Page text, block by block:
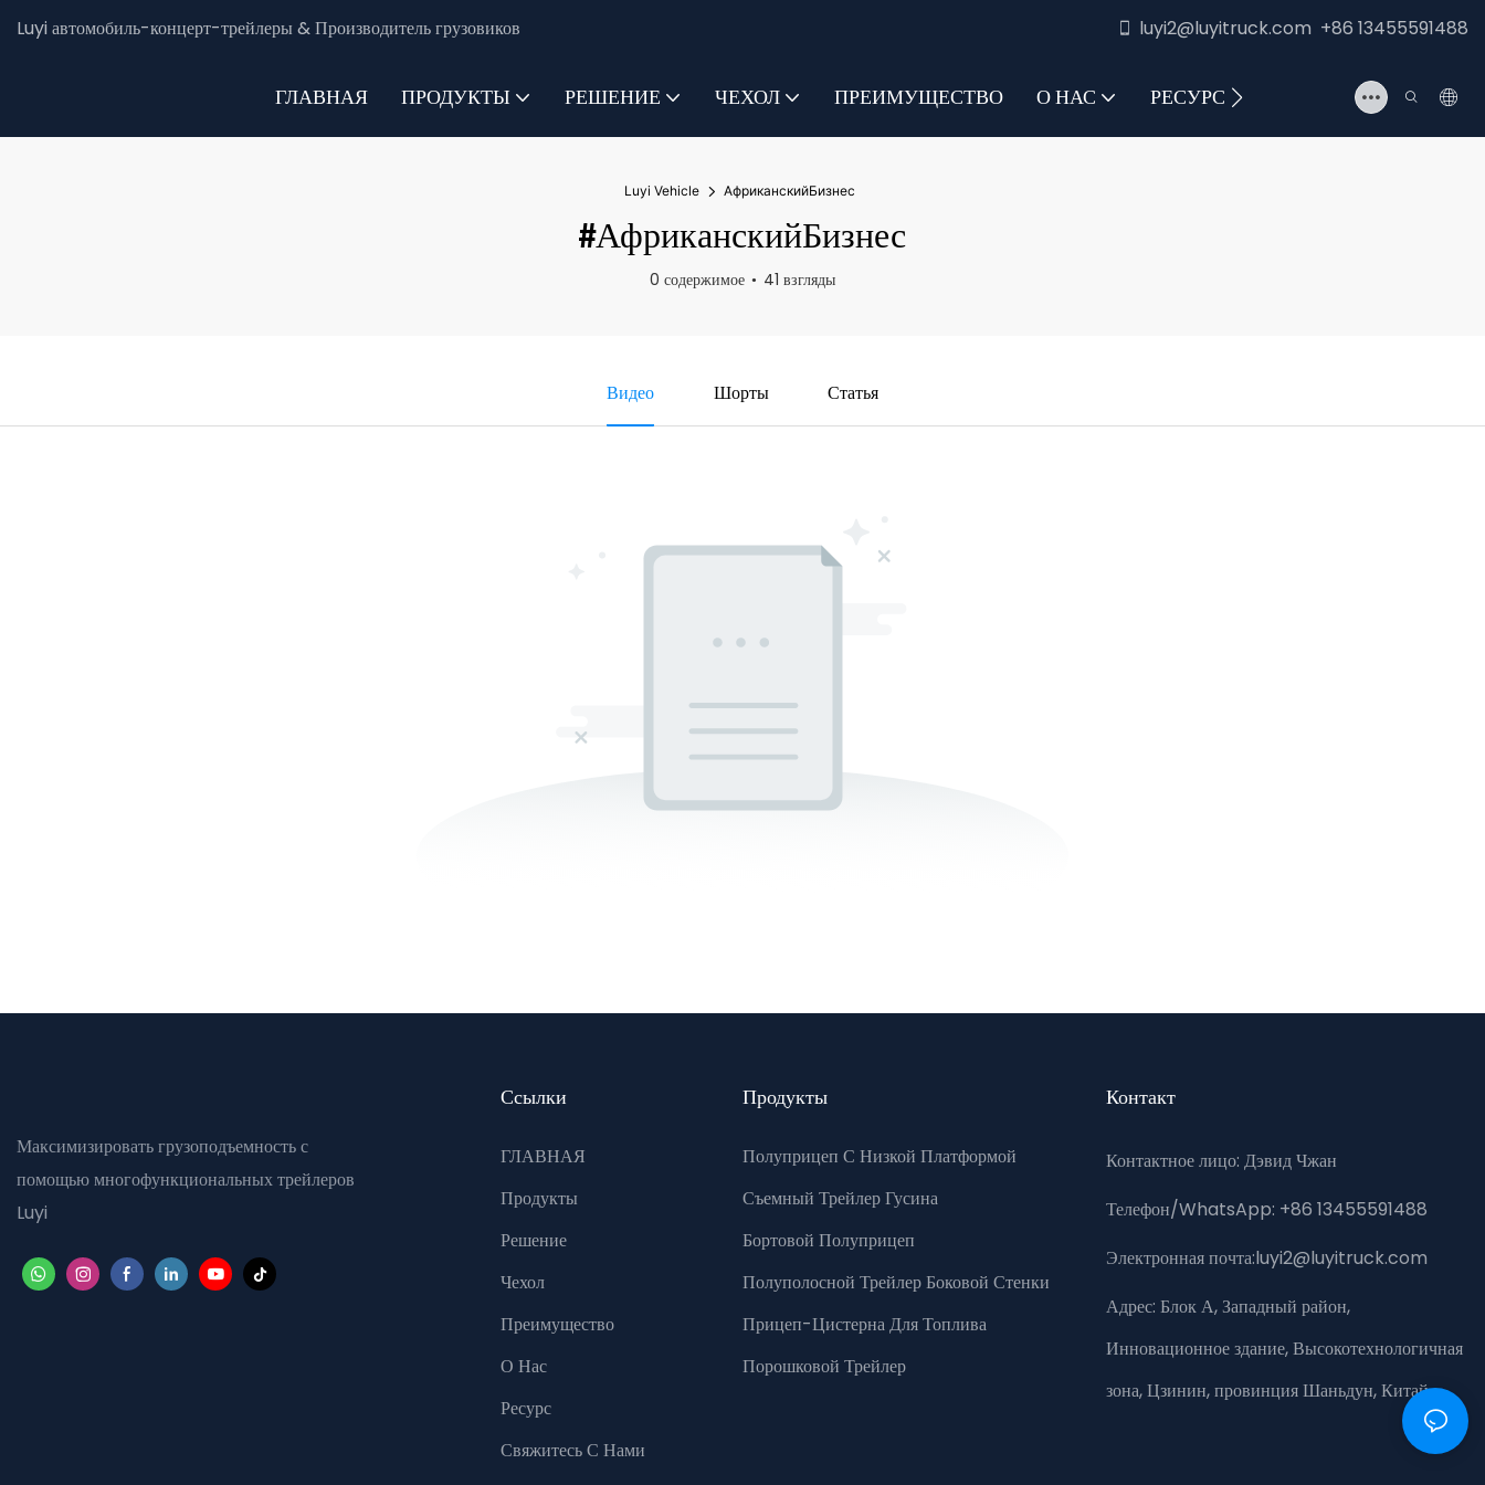
Luyi автомобиль-концерт-трейлеры & Производитель грузовиков luyi2@luyitruck.com +86 13455591488
ГЛАВНАЯ ПРОДУКТЫ РЕШЕНИЕ ЧЕХОЛ ПРЕИМУЩЕСТВО О НАС РЕСУРС СВЯЖИТЕСЬ С НАМИ
Luyi Vehicle АфриканскийБизнес
#АфриканскийБизнес
0 содержимое 41 взгляды
Видео Шорты Статья
Максимизировать грузоподъемность с
помощью многофункциональных трейлеров
Luyi
Ссылки
ГЛАВНАЯ
Продукты
Решение
Чехол
Преимущество
О Нас
Ресурс
Свяжитесь С Нами
Продукты
Полуприцеп С Низкой Платформой
Съемный Трейлер Гусина
Бортовой Полуприцеп
Полуполосной Трейлер Боковой Стенки
Прицеп-Цистерна Для Топлива
Порошковой Трейлер
Контакт
Контактное лицо: Дэвид Чжан
Телефон/WhatsApp: +86 13455591488
Электронная почта:luyi2@luyitruck.com
Адрес: Блок А, Западный район,
Инновационное здание, Высокотехнологичная
зона, Цзинин, провинция Шаньдун, Китай.